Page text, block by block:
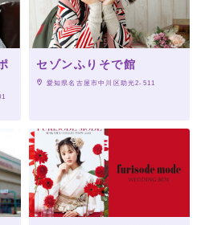
セゾンふりそで館
愛知県名古屋市中川区助光2-511